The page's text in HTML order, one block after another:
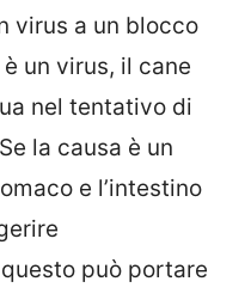
virus a un blocco
un virus, il cane
nel tentativo di
la causa è un
e l’intestino
può portare